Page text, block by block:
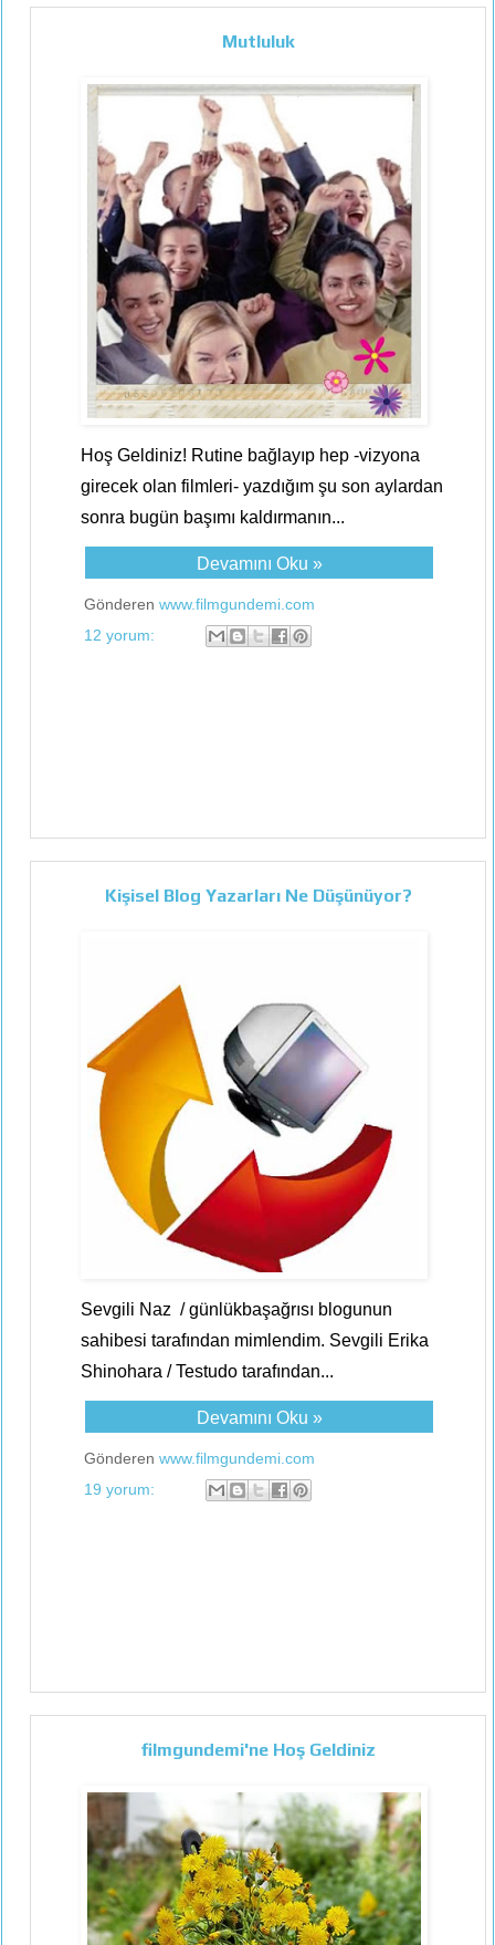
Mutluluk
Hoş Geldiniz! Rutine bağlayıp hep -vizyona
girecek olan filmleri- yazdığım şu son aylardan
sonra bugün başımı kaldırmanın...
Devamını Oku »
Gönderen www.filmgundemi.com
12 yorum:
Kişisel Blog Yazarları Ne Düşünüyor?
Sevgili Naz / günlükbaşağrısı blogunun
sahibesi tarafından mimlendim. Sevgili Erika
Shinohara / Testudo tarafından...
Devamını Oku »
Gönderen www.filmgundemi.com
19 yorum:
filmgundemi'ne Hoş Geldiniz